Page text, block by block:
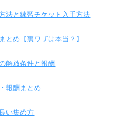
法と練習チケット入手方法
とめ【裏ワザは本当？】
解放条件と報酬
報酬まとめ
い集め方